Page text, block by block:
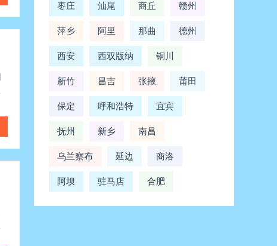
枣庄 汕尾 商丘 赣州
萍乡 阿里 那曲 德州
西安 西双版纳 铜川
新竹 昌吉 张掖 莆田
保定 呼和浩特 宜宾
抚州 新乡 南昌
乌兰察布 延边 商洛
阿坝 驻马店 合肥